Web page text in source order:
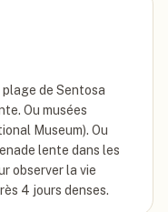
de Sentosa
Ou musées
Museum). Ou
lente dans les
observer la vie
4 jours denses.